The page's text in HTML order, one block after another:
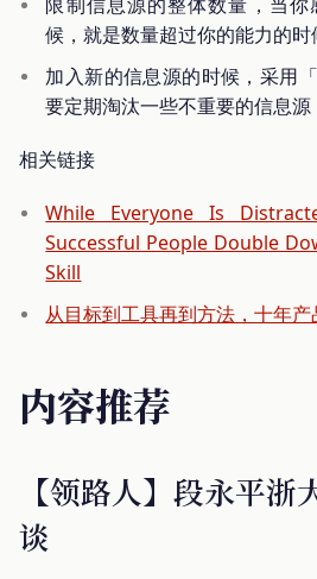
候，就是数量超过你的能力的时
加入新的信息源的时候，采用
要定期淘汰一些不重要的信息源
相关链接
While Everyone Is
Successful People Double
Skill
从目标到工具再到方法，十年
内容推荐
【领路人】段永平
谈